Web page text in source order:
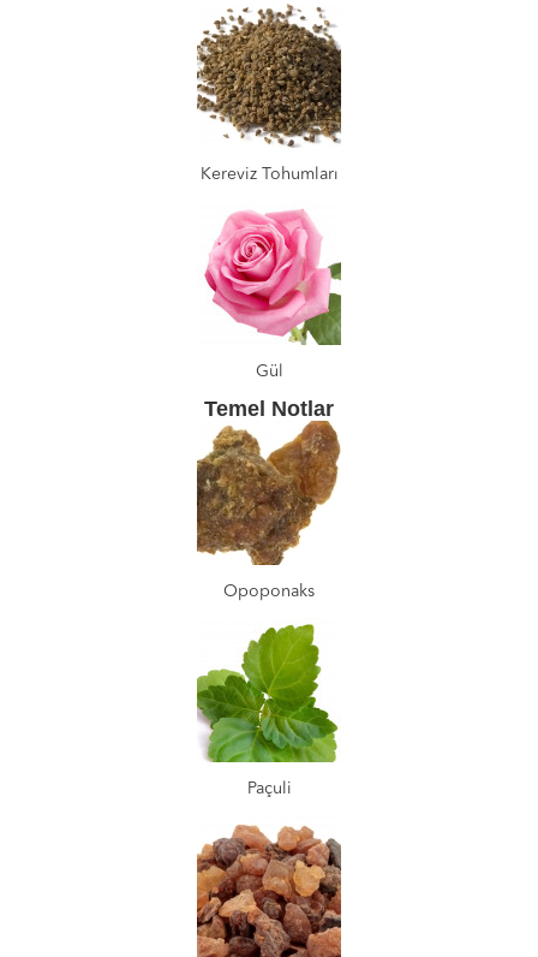
Kereviz Tohumları
Gül
Temel Notlar
Opoponaks
Paçuli